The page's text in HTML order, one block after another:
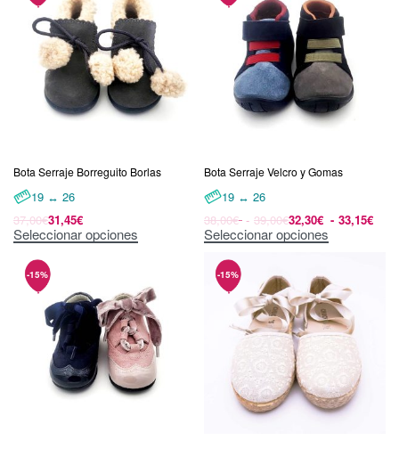
Bota Serraje Borreguito Borlas
19 ↔ 26
37,00€31,45€
Seleccionar opciones
Bota Serraje Velcro y Gomas
19 ↔ 26
38,00€ 39,00€32,30€ 33,15€
Seleccionar opciones